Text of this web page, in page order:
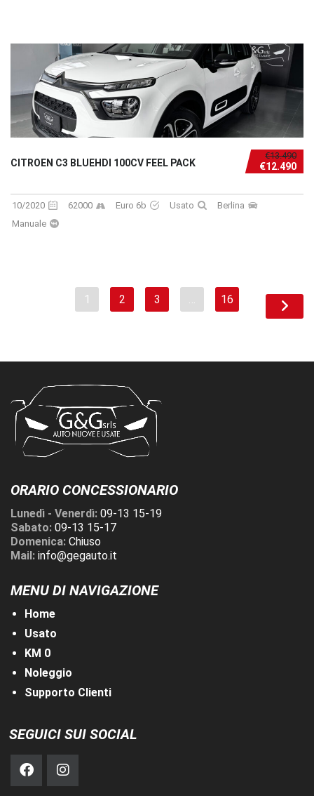
€13.490
€12.490
CITROEN C3 BLUEHDI 100CV FEEL PACK
10/2020 62000 Euro 6b Usato
Berlina
Manuale
1 2 3 … 16
ORARIO CONCESSIONARIO
Lunedì - Venerdì: 09-13 15-19
Sabato: 09-13 15-17
Domenica: Chiuso
Mail: info@gegauto.it
MENU DI NAVIGAZIONE
Home
Usato
KM 0
Noleggio
Supporto Clienti
SEGUICI SUI SOCIAL